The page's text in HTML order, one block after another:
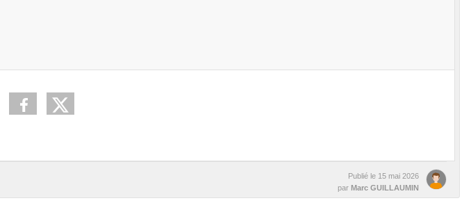
Publié le 15 mai 2026
par Marc GUILLAUMIN